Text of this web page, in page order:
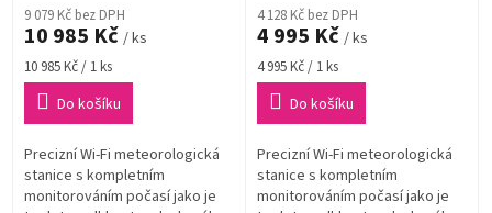
9 079 Kč bez DPH
10 985 Kč / ks
Měrná
cena:
10 985 Kč / 1 ks
Do košíku
Precizní Wi-Fi meteorologická
stanice s kompletním
monitorováním počasí jako je
4 128 Kč bez DPH
4 995 Kč / ks
Měrná
cena:
4 995 Kč / 1 ks
Do košíku
Precizní Wi-Fi meteorologická
stanice s kompletním
monitorováním počasí jako je